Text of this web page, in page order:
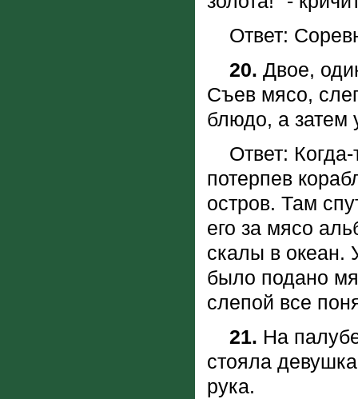
Ответ:
20. Двое,
Съев мясо,
блюдо, а затем
Ответ: Когда-
потерпев
остров. Там
его за мясо
скалы в океан.
было подано
слепой все
21. Hа
стояла
рука.